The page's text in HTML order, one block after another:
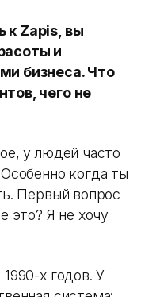
к Zapis, вы
и
бизнеса. Что
чего не
у людей часто
когда ты
Первый вопрос
это? Я не хочу
х годов. У